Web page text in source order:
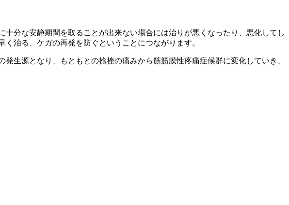
分な安静期間を取ることが出来ない場合には治りが悪くなったり、悪化してし
治る、ケガの再発を防ぐということにつながります。
生源となり、もともとの捻挫の痛みから筋筋膜性疼痛症候群に変化していき、